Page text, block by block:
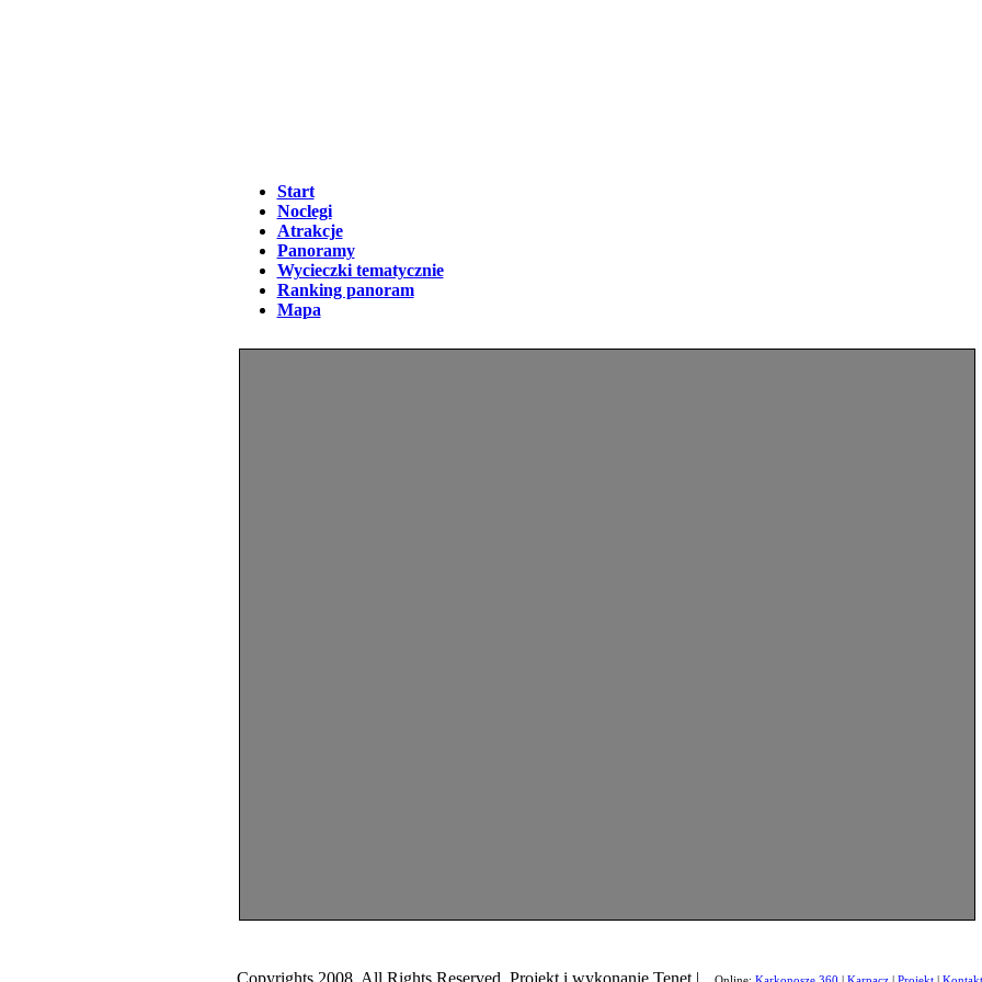
Start
Noclegi
Atrakcje
Panoramy
Wycieczki tematycznie
Ranking panoram
Mapa
Copyrights 2008. All Rights Reserved. Projekt i wykonanie Tenet |